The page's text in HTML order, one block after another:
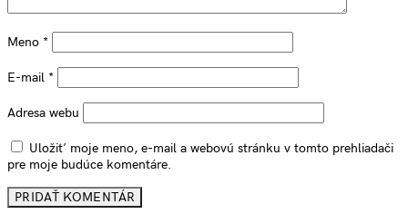
Meno *
E-mail *
Adresa webu
Uložiť moje meno, e-mail a webovú stránku v tomto prehliadači
pre moje budúce komentáre.